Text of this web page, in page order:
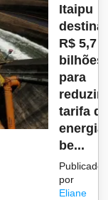
Itaipu
destina
R$ 5,7
bilhões
para
reduzir
tarifa
energia
be...
Publicado
por
Eliane